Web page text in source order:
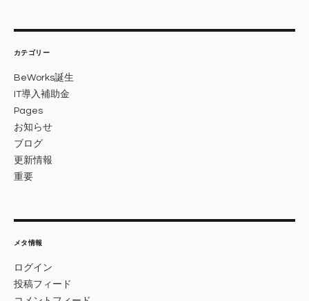
カテゴリー
BeWorks誕生
IT導入補助金
Pages
お知らせ
ブログ
更新情報
重要
メタ情報
ログイン
投稿フィード